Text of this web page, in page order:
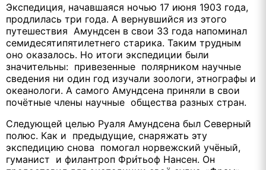
Экспедиция, начавшаяся ночью 17 июня 1903 года,
продлилась три года. А вернувшийся из этого
путешествия Амундсен в свои 33 года напоминал
семидесятипятилетнего старика. Таким трудным
оно оказалось. Но итоги экспедиции были
значительны: привезенные полярником научные
сведения ни один год изучали зоологи, этнографы и
океанологи. А самого Амундсена приняли в свои
почётные члены научные общества разных стран.
Следующей целью Руаля Амундсена был Северный
полюс. Как и предыдущие, снаряжать эту
экспедицию снова помогал норвежский учёный,
гуманист и филантроп Фри́тьоф Нансен. Он